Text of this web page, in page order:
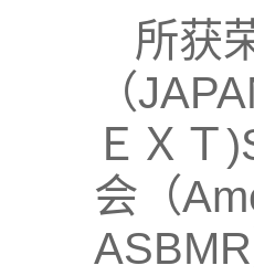
所获
（
ＥＸＴ
会（